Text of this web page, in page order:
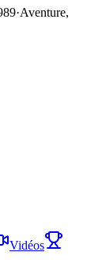
·Aventure,
Vidéos